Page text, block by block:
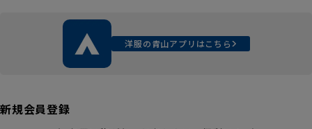
洋服の青山アプリはこちら
新規会員登録